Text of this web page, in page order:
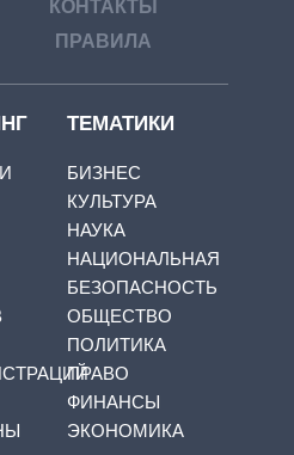
КОНТАКТЫ
ПРАВИЛА
ТЕМАТИКИ
БИЗНЕС
КУЛЬТУРА
НАУКА
НАЦИОНАЛЬНАЯ
БЕЗОПАСНОСТЬ
ОБЩЕСТВО
ПОЛИТИКА
ПРАВО
ФИНАНСЫ
ЭКОНОМИКА